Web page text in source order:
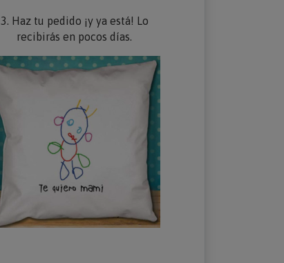
3. Haz tu pedido ¡y ya está! Lo
recibirás en pocos días.